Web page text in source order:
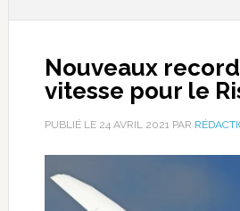
Nouveaux
vitesse pour le
PUBLIÉ LE 24 AVRIL 2021PAR